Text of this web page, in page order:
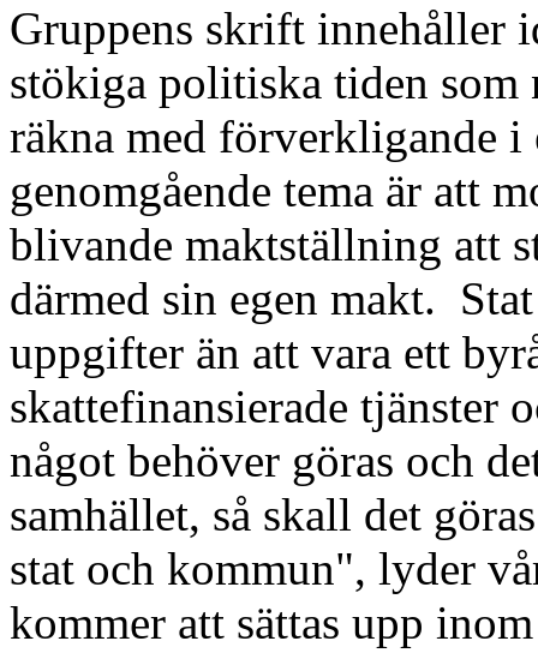
Gruppens skrift innehåller
stökiga politiska tiden som
räkna med förverkligande i
genomgående tema är att
blivande maktställning att
därmed sin egen makt.
uppgifter än att vara ett
skattefinansierade tjänster
något behöver göras och
samhället, så skall det
stat och kommun", lyder
kommer att sättas upp